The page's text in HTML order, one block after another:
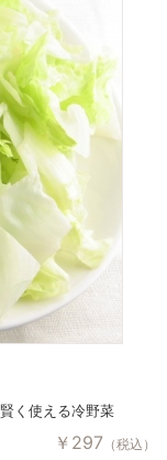
く使える冷野菜
￥ 297 （税込）